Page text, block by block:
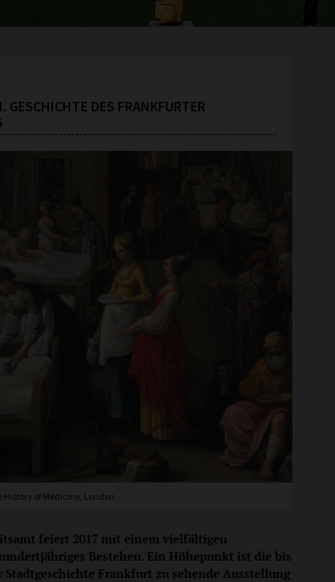
GESCHICHTE DES FRANKFURTER
of Medicine, London
feiert 2017 mit einem vielfältigen
Bestehen. Ein Höhepunkt ist die bis
Frankfurt zu sehende Ausstellung